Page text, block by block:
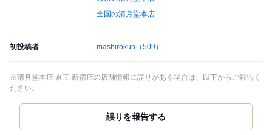
全国の清月堂本店
初投稿者 mashirokun （509）
※清月堂本店 京王 新宿店の店舗情報に誤りがある場合は、以下からご報告く
ださい。
誤りを報告する